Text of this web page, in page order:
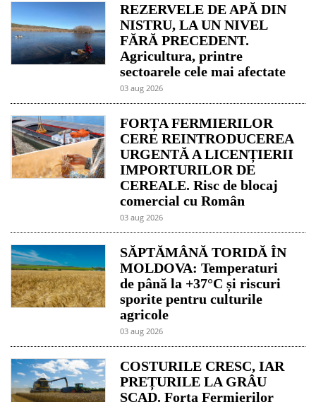
REZERVELE DE APĂ DIN
NISTRU, LA UN NIVEL
FĂRĂ PRECEDENT.
Agricultura, printre
sectoarele cele mai afectate
03 aug 2026
FORȚA FERMIERILOR
CERE REINTRODUCEREA
URGENTĂ A LICENȚIERII
IMPORTURILOR DE
CEREALE. Risc de blocaj
comercial cu Român
03 aug 2026
SĂPTĂMÂNĂ TORIDĂ ÎN
MOLDOVA: Temperaturi
de până la +37°C și riscuri
sporite pentru culturile
agricole
03 aug 2026
COSTURILE CRESC, IAR
PREȚURILE LA GRÂU
SCAD. Forța Fermierilor